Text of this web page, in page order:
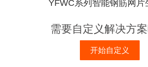
YFWC系列智能钢筋网片
需要自定义解决方案
开始自定义